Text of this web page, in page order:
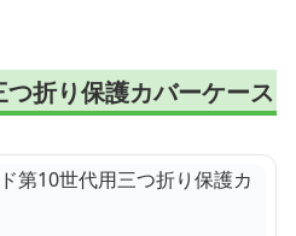
折り保護カバーケース